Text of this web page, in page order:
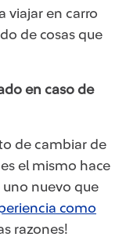
viajar en carro
de cosas que
en caso de
de cambiar de
el mismo hace
nuevo que
como
razones!